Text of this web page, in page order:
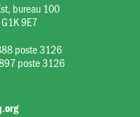
bureau 100
9E7
poste 3126
poste 3126